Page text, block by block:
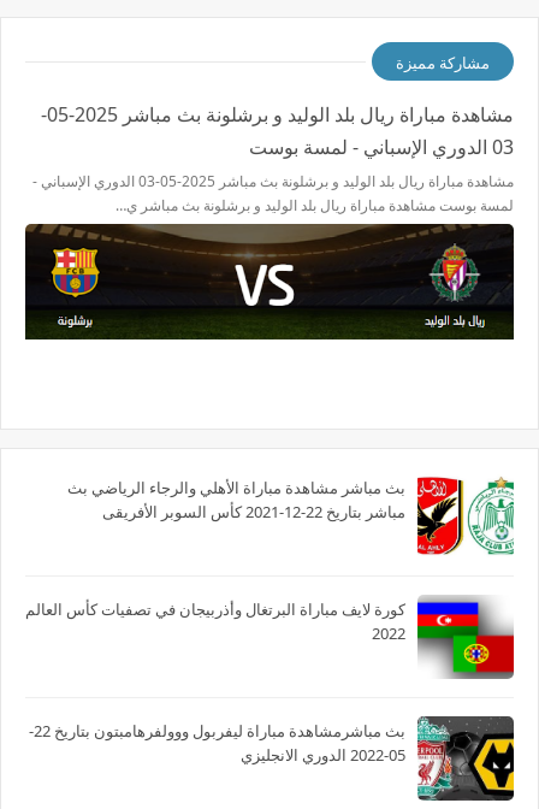
مشاركة مميزة
مشاهدة مباراة ريال بلد الوليد و برشلونة بث مباشر 2025-05-
03 الدوري الإسباني - لمسة بوست
مشاهدة مباراة ريال بلد الوليد و برشلونة بث مباشر 2025-05-03 الدوري الإسباني -
لمسة بوست مشاهدة مباراة ريال بلد الوليد و برشلونة بث مباشر ي…
بث مباشر مشاهدة مباراة الأهلي والرجاء الرياضي بث
مباشر بتاريخ 22-12-2021 كأس السوبر الأفريقى
كورة لايف مباراة البرتغال وأذربيجان في تصفيات كأس العالم
2022
بث مباشرمشاهدة مباراة ليفربول ووولفرهامبتون بتاريخ 22-
05-2022 الدوري الانجليزي